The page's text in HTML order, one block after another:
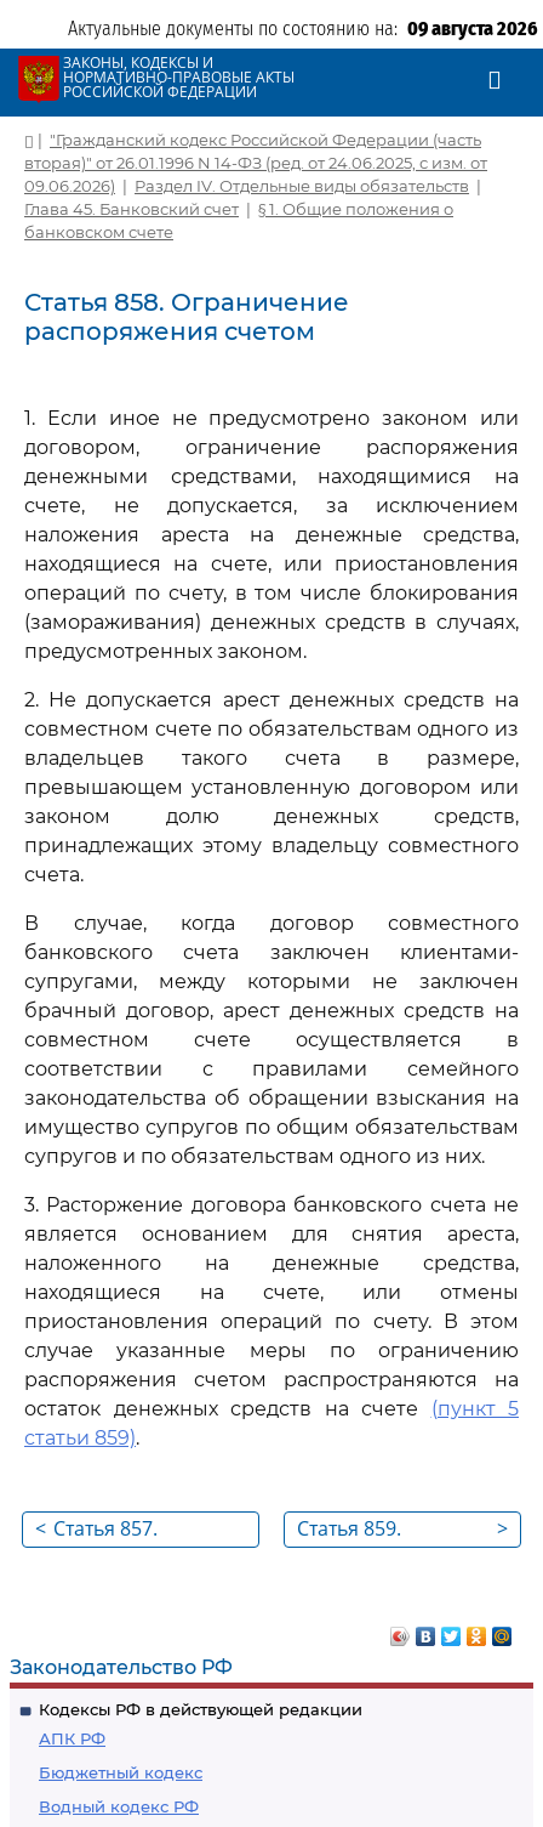
Актуальные документы по состоянию на: 09 августа 2026
ЗАКОНЫ, КОДЕКСЫ И
НОРМАТИВНО-ПРАВОВЫЕ АКТЫ
РОССИЙСКОЙ ФЕДЕРАЦИИ
Законодательство РФ
Кодексы РФ в действующей редакции
АПК РФ
Бюджетный кодекс
Водный кодекс РФ
| "Гражданский кодекс Российской Федерации (часть
вторая)" от 26.01.1996 N 14-ФЗ (ред. от 24.06.2025, с изм. от
09.06.2026) | Раздел IV. Отдельные виды обязательств |
Глава 45. Банковский счет | § 1. Общие положения о
банковском счете
Статья 858. Ограничение
распоряжения счетом
1. Если иное не предусмотрено законом или
договором, ограничение распоряжения
денежными средствами, находящимися на
счете, не допускается, за исключением
наложения ареста на денежные средства,
находящиеся на счете, или приостановления
операций по счету, в том числе блокирования
(замораживания) денежных средств в случаях,
предусмотренных законом.
2. Не допускается арест денежных средств на
совместном счете по обязательствам одного из
владельцев такого счета в размере,
превышающем установленную договором или
законом долю денежных средств,
принадлежащих этому владельцу совместного
счета.
В случае, когда договор совместного
банковского счета заключен клиентами-
супругами, между которыми не заключен
брачный договор, арест денежных средств на
совместном счете осуществляется в
соответствии с правилами семейного
законодательства об обращении взыскания на
имущество супругов по общим обязательствам
супругов и по обязательствам одного из них.
3. Расторжение договора банковского счета не
является основанием для снятия ареста,
наложенного на денежные средства,
находящиеся на счете, или отмены
приостановления операций по счету. В этом
случае указанные меры по ограничению
распоряжения счетом распространяются на
остаток денежных средств на счете (пункт 5
статьи 859).
< Статья 857.
>
Статья 859.
банковского счета